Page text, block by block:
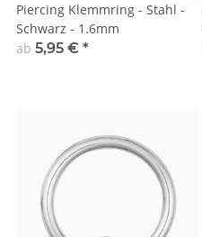
Piercing Klemmring - Stahl -
Schwarz - 1.6mm
ab 5,95 € *